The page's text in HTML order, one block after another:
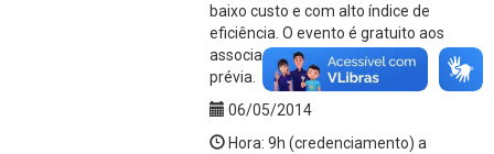
baixo custo e com alto índice de
eficiência. O evento é gratuito aos
associados, mediante inscrição
prévia.
06/05/2014
Hora: 9h (credenciamento) a